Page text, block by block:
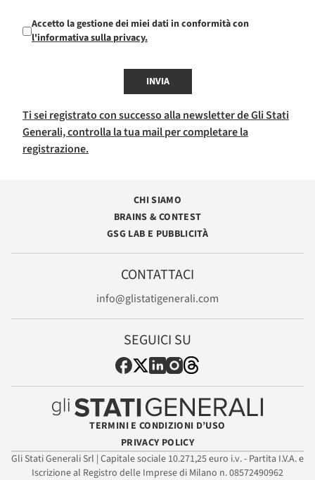
Accetto la gestione dei miei dati in conformità con
l'informativa sulla privacy.
INVIA
Ti sei registrato con successo alla newsletter de Gli Stati
Generali, controlla la tua mail per completare la
registrazione.
CHI SIAMO
BRAINS & CONTEST
GSG LAB E PUBBLICITÀ
CONTATTACI
info@glistatigenerali.com
SEGUICI SU
TERMINI E CONDIZIONI D’USO
PRIVACY POLICY
Gli Stati Generali Srl | Capitale sociale 10.271,25 euro i.v. - Partita I.V.A. e
Iscrizione al Registro delle Imprese di Milano n. 08572490962